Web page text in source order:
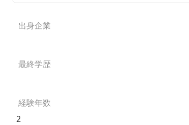
出身企業
最終学歴
経験年数
2